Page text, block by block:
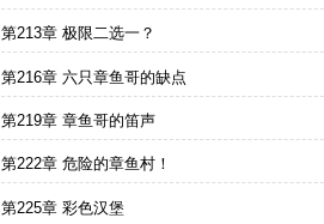
第213章 极限二选一？
第216章 六只章鱼哥的缺点
第219章 章鱼哥的笛声
第222章 危险的章鱼村！
第225章 彩色汉堡